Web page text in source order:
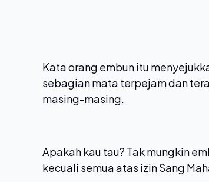
Kata orang embun itu
sebagian mata terpejam dan
masing-masing.
Apakah kau tau? Tak mungkin
kecuali semua atas izin Sang